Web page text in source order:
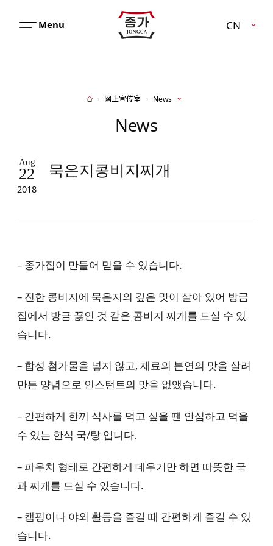
JJONGGA
메
CN
Home网上宣传室 News
News
Aug
22
2018
묵은지콩비지찌개
– 종가집이 만들어 믿을 수 있습니다.
– 진한 콩비지에 묵은지의 깊은 맛이 살아 있어 방금
집에서 방금 끓인 것 같은 콩비지 찌개를 드실 수 있
습니다.
– 합성 첨가물을 넣지 않고, 재료의 본연의 맛을 살려
만든 양념으로 인스턴트의 맛을 없앴습니다.
– 간편하게 한끼 식사를 먹고 싶을 땐 안심하고 먹을
수 있는 한식 국/탕 입니다.
– 파우치 형태로 간편하게 데우기만 하면 따뜻한 국
과 찌개를 드실 수 있습니다.
– 캠핑이나 야외 활동을 즐길 때 간편하게 즐길 수 있
습니다.